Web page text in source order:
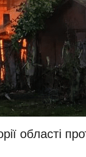
області